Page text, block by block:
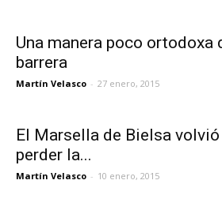
Una manera poco ortodoxa
barrera
Martín Velasco - 27 enero, 2015
El Marsella de Bielsa
perder la...
Martín Velasco - 10 enero, 2015